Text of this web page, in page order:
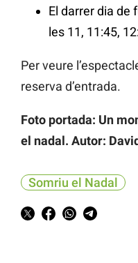
El darrer dia de
les 11, 11:45,
Per veure
reserva d’entrada.
Foto portada: Un
el nadal. Autor:
Somriu el Nadal